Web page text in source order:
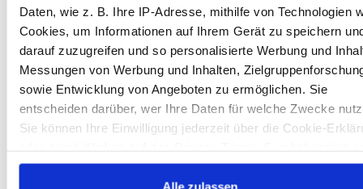
Daten, wie z. B. Ihre IP-Adresse, mithilfe von Technologien
Cookies, um Informationen auf Ihrem Gerät zu speichern
darauf zuzugreifen und so personalisierte Werbung und
Messungen von Werbung und Inhalten,
sowie Entwicklung von Angeboten zu ermöglichen. Sie
entscheiden darüber, wer Ihre Daten für welche Zwecke
Sie können Ihre Einwilligung jederzeit über die Cookie-
widerrufen
Alle zulassen